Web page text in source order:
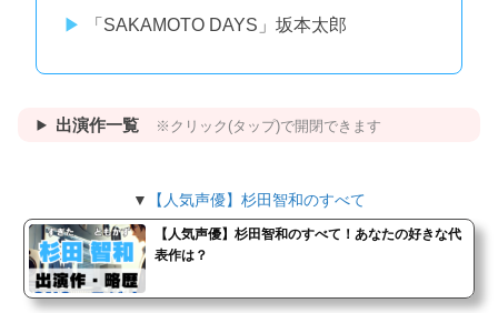
「SAKAMOTO DAYS」坂本太郎
出演作一覧 ※クリック(タップ)で開閉できます
▼ 【人気声優】杉田智和のすべて
【人気声優】杉田智和のすべて！あなたの好きな代
表作は？